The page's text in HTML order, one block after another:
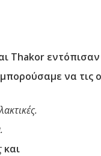
Thakor
να τις
και